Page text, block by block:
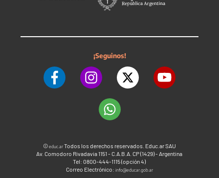
¡Seguinos!
©educ.arTodos los derechos reservados. Educ.ar SAU
Av. Comodoro Rivadavia 1151 - C.A.B.A. CP (1429) - Argentina
Tel: 0800-444-1115 (opción 4)
Correo Electrónico: info@educar.gob.ar